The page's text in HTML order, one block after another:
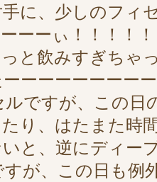
手に、少しのフィ
ーーぃ！！！！！
と飲みすぎちゃ
ーーーーーーー
ですが、この日
り、はたまた時
と、逆にディー
が、この日も例